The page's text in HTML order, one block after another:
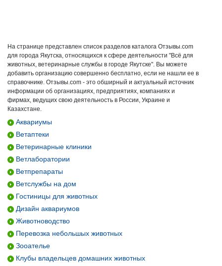
На странице представлен список разделов каталога Отзывы.com
для города Якутска, относящихся к сфере деятельности "Всё для
животных, ветеринарные службы в городе Якутске". Вы можете
добавить организацию совершенно бесплатно, если не нашли ее в
справочнике. Отзывы.com - это обширный и актуальный источник
информации об организациях, предприятиях, компаниях и
фирмах, ведущих свою деятельность в России, Украине и
Казахстане.
Аквариумы
Ветаптеки
Ветеринарные клиники
Ветлаборатории
Ветпрепараты
Ветслужбы на дом
Гостиницы для животных
Дизайн аквариумов
Животноводство
Перевозка небольшых животных
Зооателье
Клубы владельцев домашних животных